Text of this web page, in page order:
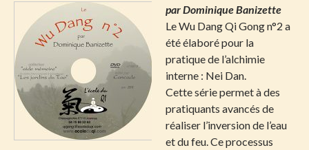
par Dominique Banizette
Le Wu Dang Qi Gong n°2 a
été élaboré pour la
pratique de l’alchimie
interne : Nei Dan.
Cette série permet à des
pratiquants avancés de
réaliser l’inversion de l’eau
et du feu. Ce processus